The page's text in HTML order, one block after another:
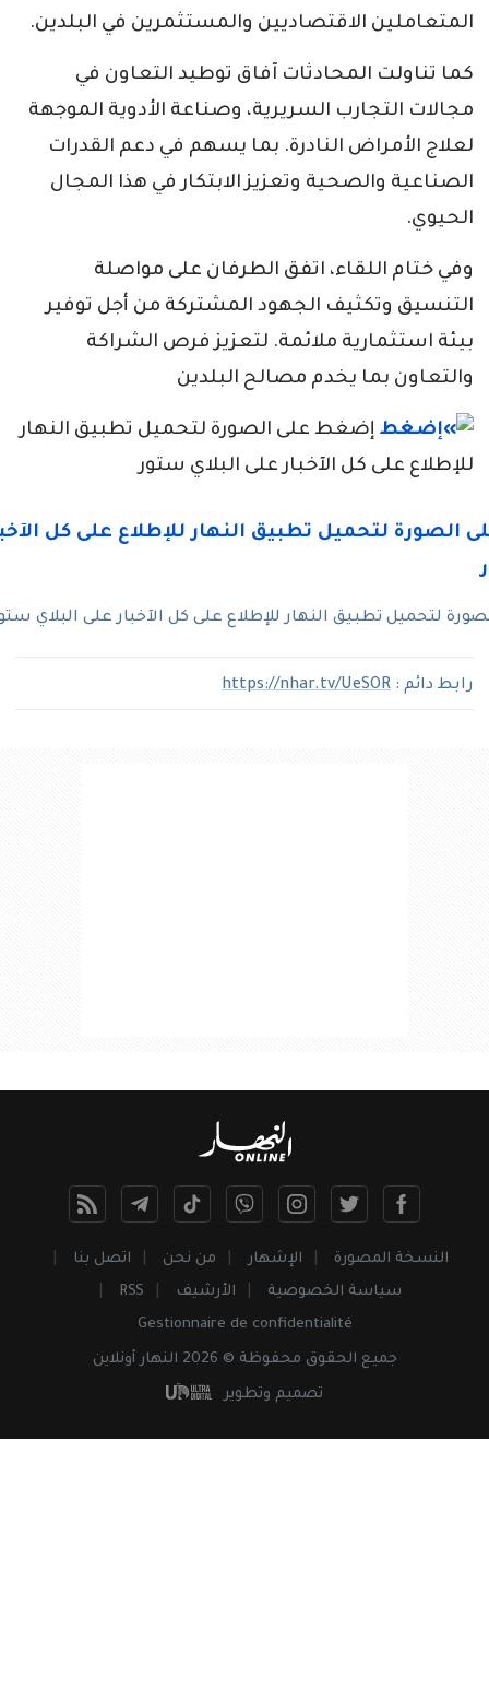
المتعاملين الاقتصاديين والمستثمرين في البلدين.
كما تناولت المحادثات آفاق توطيد التعاون في
مجالات التجارب السريرية، وصناعة الأدوية الموجهة
لعلاج الأمراض النادرة. بما يسهم في دعم القدرات
الصناعية والصحية وتعزيز الابتكار في هذا المجال
الحيوي.
وفي ختام اللقاء، اتفق الطرفان على مواصلة
التنسيق وتكثيف الجهود المشتركة من أجل توفير
بيئة استثمارية ملائمة. لتعزيز فرص الشراكة
والتعاون بما يخدم مصالح البلدين
إضغط على الصورة لتحميل تطبيق النهار
للإطلاع على كل الآخبار على البلاي ستور
لتحميل تطبيق النهار للإطلاع على كل الآخبار على البلاي
رابط دائم : https://nhar.tv/UeSOR
النسخة المصورة الإشهار من نحن
اتصل بنا
سياسة الخصوصية
الأرشيف
RSS
Gestionnaire de confidentialité
جميع الحقوق محفوظة © 2026 النهار أونلاين
تصميم وتطوير